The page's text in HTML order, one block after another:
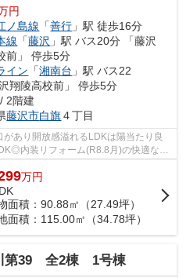
円
ノ島線 「善行 」駅 徒歩16分
線 「藤沢 」駅 バス20分 「藤沢
前」 停歩5分
イン 「湘南台 」駅 バス22
翔陵高校前」 停歩5分
2階建
藤沢市白旗４丁目
あり開放感溢れるLDKは陽当たり良
内装リフォーム(R8.8月)の快適な新
ご検...
万円
面積：90.88㎡（27.49坪）
面積：115.00㎡（34.78坪）
第39 全2棟 1号棟